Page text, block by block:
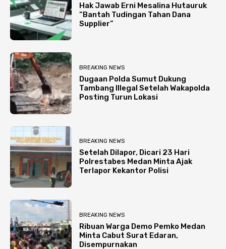
Hak Jawab Erni Mesalina Hutauruk
“Bantah Tudingan Tahan Dana
Supplier”
BREAKING NEWS
Dugaan Polda Sumut Dukung
Tambang Illegal Setelah Wakapolda
Posting Turun Lokasi
BREAKING NEWS
Setelah Dilapor, Dicari 23 Hari
Polrestabes Medan Minta Ajak
Terlapor Kekantor Polisi
BREAKING NEWS
Ribuan Warga Demo Pemko Medan
Minta Cabut Surat Edaran,
Disempurnakan